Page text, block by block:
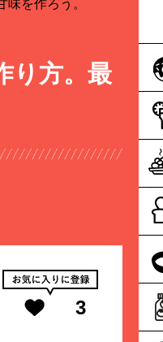
を作ろう。
り方。最
3